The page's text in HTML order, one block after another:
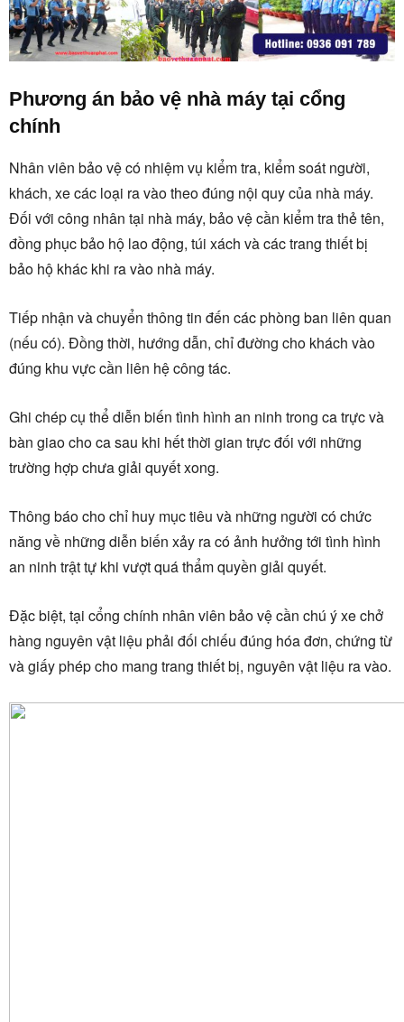
Phương án bảo vệ nhà máy tại cổng
chính
Nhân viên bảo vệ có nhiệm vụ kiểm tra, kiểm soát người,
khách, xe các loại ra vào theo đúng nội quy của nhà máy.
Đối với công nhân tại nhà máy, bảo vệ cần kiểm tra thẻ tên,
đồng phục bảo hộ lao động, túi xách và các trang thiết bị
bảo hộ khác khi ra vào nhà máy.
Tiếp nhận và chuyển thông tin đến các phòng ban liên quan
(nếu có). Đồng thời, hướng dẫn, chỉ đường cho khách vào
đúng khu vực cần liên hệ công tác.
Ghi chép cụ thể diễn biến tình hình an ninh trong ca trực và
bàn giao cho ca sau khi hết thời gian trực đối với những
trường hợp chưa giải quyết xong.
Thông báo cho chỉ huy mục tiêu và những người có chức
năng về những diễn biến xảy ra có ảnh hưởng tới tình hình
an ninh trật tự khi vượt quá thẩm quyền giải quyết.
Đặc biệt, tại cổng chính nhân viên bảo vệ cần chú ý xe chở
hàng nguyên vật liệu phải đối chiếu đúng hóa đơn, chứng từ
và giấy phép cho mang trang thiết bị, nguyên vật liệu ra vào.